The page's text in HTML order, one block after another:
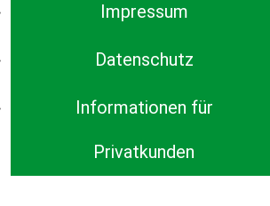
Impressum
Datenschutz
Informationen für
Privatkunden